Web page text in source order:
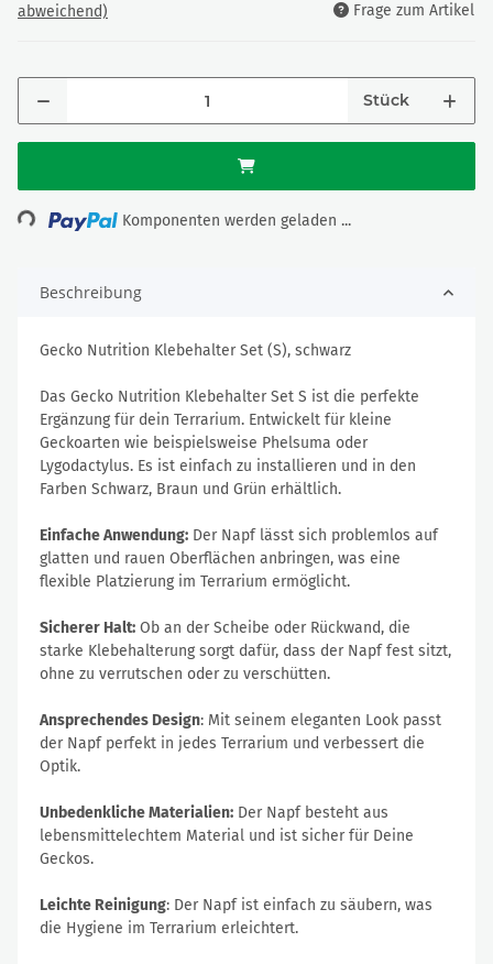
abweichend)
Frage zum Artikel
Stück
Komponenten werden geladen ...
Beschreibung
Gecko Nutrition Klebehalter Set (S), schwarz
Das Gecko Nutrition Klebehalter Set S ist die perfekte
Ergänzung für dein Terrarium. Entwickelt für kleine
Geckoarten wie beispielsweise Phelsuma oder
Lygodactylus. Es ist einfach zu installieren und in den
Farben Schwarz, Braun und Grün erhältlich.
Einfache Anwendung: Der Napf lässt sich problemlos auf
glatten und rauen Oberflächen anbringen, was eine
flexible Platzierung im Terrarium ermöglicht.
Sicherer Halt: Ob an der Scheibe oder Rückwand, die
starke Klebehalterung sorgt dafür, dass der Napf fest sitzt,
ohne zu verrutschen oder zu verschütten.
Ansprechendes Design: Mit seinem eleganten Look passt
der Napf perfekt in jedes Terrarium und verbessert die
Optik.
Unbedenkliche Materialien: Der Napf besteht aus
lebensmittelechtem Material und ist sicher für Deine
Geckos.
Leichte Reinigung: Der Napf ist einfach zu säubern, was
die Hygiene im Terrarium erleichtert.